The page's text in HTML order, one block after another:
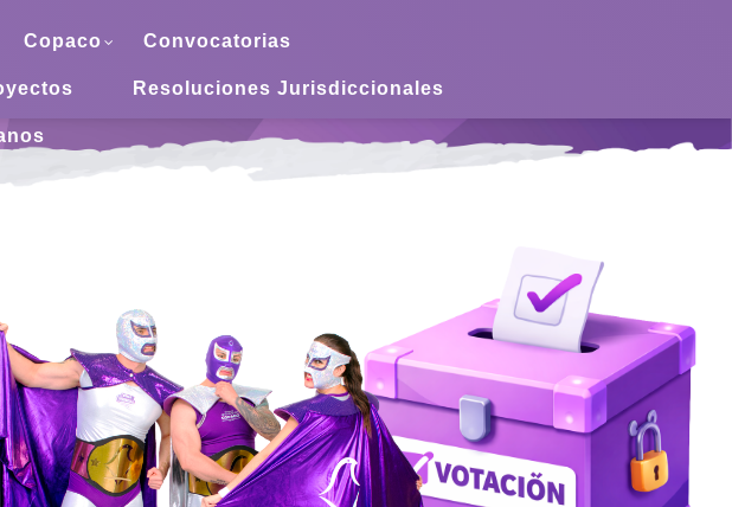
Copaco Convocatorias
Resoluciones Jurisdiccionales